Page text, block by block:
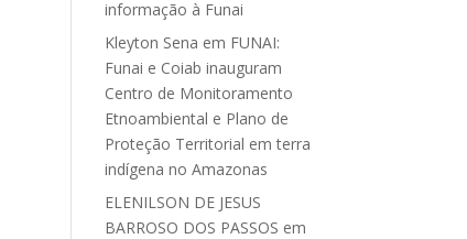
informação à Funai
Kleyton Sena em FUNAI:
Funai e Coiab inauguram
Centro de Monitoramento
Etnoambiental e Plano de
Proteção Territorial em terra
indígena no Amazonas
ELENILSON DE JESUS
BARROSO DOS PASSOS em